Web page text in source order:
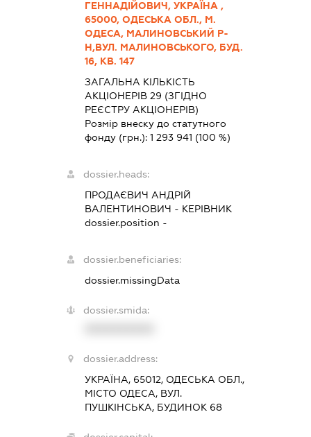
ГЕННАДІЙОВИЧ, УКРАЇНА ,
65000, ОДЕСЬКА ОБЛ., М.
ОДЕСА, МАЛИНОВСЬКИЙ Р-
Н,ВУЛ. МАЛИНОВСЬКОГО, БУД.
16, КВ. 147
ЗАГАЛЬНА КІЛЬКІСТЬ
АКЦІОНЕРІВ 29 (ЗГІДНО
РЕЄСТРУ АКЦІОНЕРІВ)
Розмір внеску до статутного
фонду (грн.):1 293 941 (100 %)
dossier.heads:
ПРОДАЄВИЧ АНДРІЙ
ВАЛЕНТИНОВИЧ - КЕРІВНИК
dossier.position -
dossier.beneficiaries:
dossier.missingData
dossier.smida:
dossier.address:
УКРАЇНА, 65012, ОДЕСЬКА ОБЛ.,
МІСТО ОДЕСА, ВУЛ.
ПУШКІНСЬКА, БУДИНОК 68